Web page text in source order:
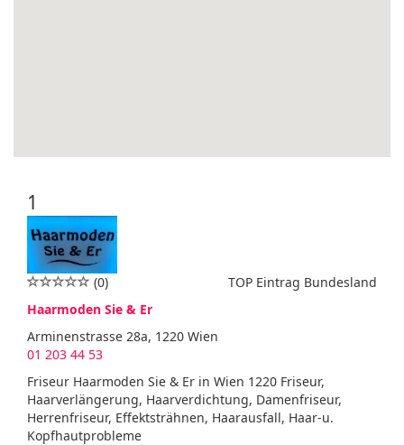
1
TOP Eintrag Bundesland
(0)
Haarmoden Sie & Er
Arminenstrasse 28a, 1220 Wien
01 203 44 53
Friseur Haarmoden Sie & Er in Wien 1220 Friseur,
Haarverlängerung, Haarverdichtung, Damenfriseur,
Herrenfriseur, Effektsträhnen, Haarausfall, Haar-u.
Kopfhautprobleme